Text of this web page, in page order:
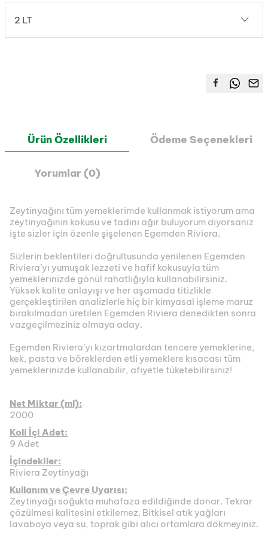
2 LT
Ürün Özellikleri Ödeme Seçenekleri
Yorumlar (0)
Zeytinyağını tüm yemeklerimde kullanmak istiyorum ama
zeytinyağının kokusu ve tadını ağır buluyorum diyorsanız
işte sizler için özenle şişelenen Egemden Riviera.
Sizlerin beklentileri doğrultusunda yenilenen Egemden
Riviera’yı yumuşak lezzeti ve hafif kokusuyla tüm
yemeklerinizde gönül rahatlığıyla kullanabilirsiniz.
Yüksek kalite anlayışı ve her aşamada titizlikle
gerçekleştirilen analizlerle hiç bir kimyasal işleme maruz
bırakılmadan üretilen Egemden Riviera denedikten sonra
vazgeçilmeziniz olmaya aday.
Egemden Riviera’yı kızartmalardan tencere yemeklerine,
kek, pasta ve böreklerden etli yemeklere kısacası tüm
yemeklerinizde kullanabilir, afiyetle tüketebilirsiniz!
Net Miktar (ml):
2000
Koli İçi Adet:
9 Adet
İçindekiler:
Riviera Zeytinyağı
Kullanım ve Çevre Uyarısı:
Zeytinyağı soğukta muhafaza edildiğinde donar. Tekrar
çözülmesi kalitesini etkilemez. Bitkisel atık yağları
lavaboya veya su, toprak gibi alıcı ortamlara dökmeyiniz.